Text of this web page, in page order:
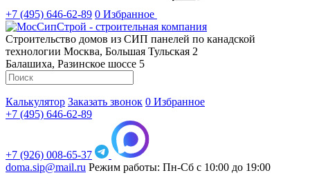
+7 (495) 646-62-89 0 Избранное
Строительство домов из СИП панелей по канадской
технологии Москва, Большая Тульская 2
Балашиха, Разинское шоссе 5
Калькулятор Заказать звонок 0 Избранное
+7 (495) 646-62-89
+7 (926) 008-65-37
doma.sip@mail.ru Режим работы: Пн-Сб с 10:00 до 19:00